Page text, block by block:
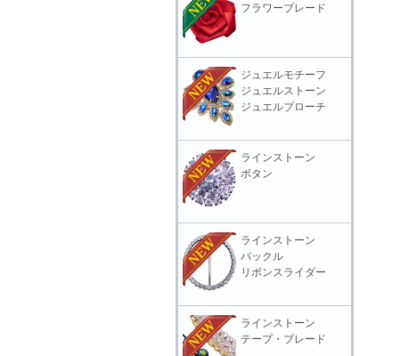
フラワーブレード
ジュエルモチーフ
ジュエルストーン
ジュエルブローチ
ラインストーン
ボタン
ラインストーン
バックル
リボンスライダー
ラインストーン
テープ・ブレード